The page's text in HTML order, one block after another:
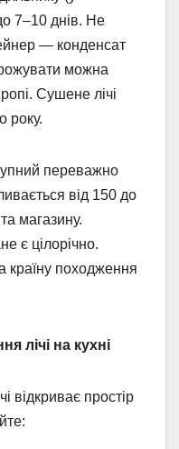
7–10 днів. Не
— конденсат
можна
Сушене лічі
року.
переважно
від 150 до
магазину.
є цілорічно.
країну походження
лічі на кухні
відкриває простір